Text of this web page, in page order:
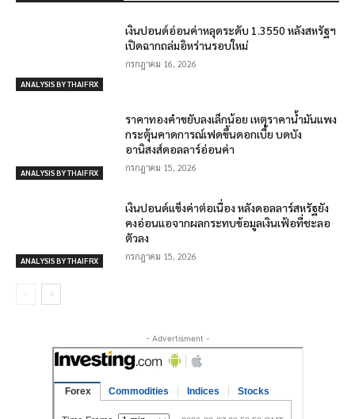
ANALYSIS BY THAIFRX
เงินปอนด์อ่อนค่าหลุดระดับ 1.3550 หลังสหรัฐฯ
เปิดฉากถล่มอิหร่านรอบใหม่
กรกฎาคม 16, 2026
ANALYSIS BY THAIFRX
ราคาทองคำขยับลงเล็กน้อย เหตุราคาน้ำมันแพง
กระตุ้นคาดการณ์เฟดขึ้นดอกเบี้ย บดบัง
อานิสงส์ดอลลาร์อ่อนค่า
กรกฎาคม 15, 2026
ANALYSIS BY THAIFRX
เงินปอนด์แข็งค่าต่อเนื่อง หลังดอลลาร์สหรัฐยัง
คงอ่อนแอจากผลกระทบข้อมูลเงินเฟ้อที่ชะลอ
ตัวลง
กรกฎาคม 15, 2026
- Advertisment -